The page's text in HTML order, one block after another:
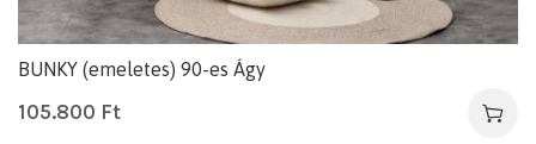
BUNKY (emeletes) 90-es Ágy
105.800 Ft